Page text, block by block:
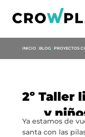
INICIO | BLOG | PROYECTOS
2º Taller
y
Ya estamos de
santa con las